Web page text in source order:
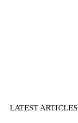
LATEST ARTICLES